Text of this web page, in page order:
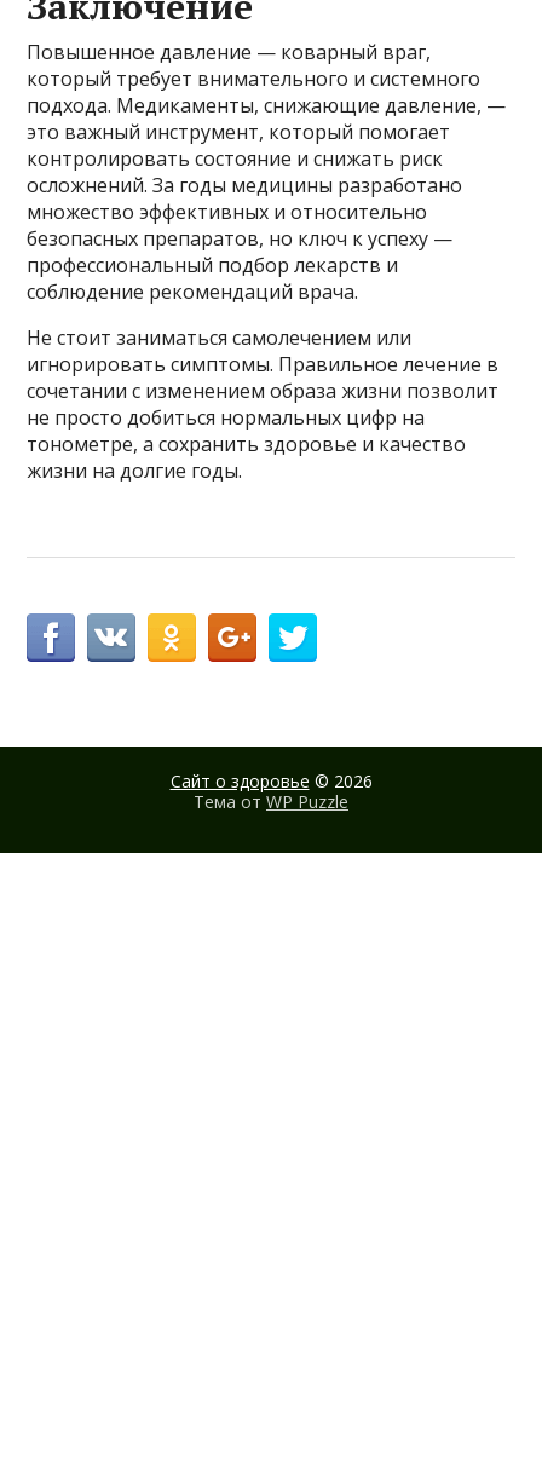
Повышенное давление — коварный враг,
который требует внимательного и системного
подхода. Медикаменты, снижающие давление, —
это важный инструмент, который помогает
контролировать состояние и снижать риск
осложнений. За годы медицины разработано
множество эффективных и относительно
безопасных препаратов, но ключ к успеху —
профессиональный подбор лекарств и
соблюдение рекомендаций врача.
Не стоит заниматься самолечением или
игнорировать симптомы. Правильное лечение в
сочетании с изменением образа жизни позволит
не просто добиться нормальных цифр на
тонометре, а сохранить здоровье и качество
жизни на долгие годы.
Сайт о здоровье © 2026
Тема от WP Puzzle